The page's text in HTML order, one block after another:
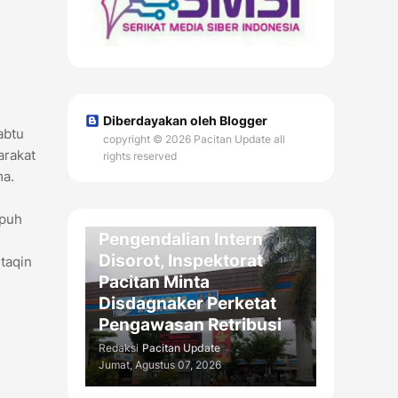
Diberdayakan oleh Blogger
copyright © 2026 Pacitan Update all
rights reserved
Pengendalian Intern
Disorot, Inspektorat
Pacitan Minta
Disdagnaker Perketat
Pengawasan Retribusi
Redaksi Pacitan Update
Jumat, Agustus 07, 2026